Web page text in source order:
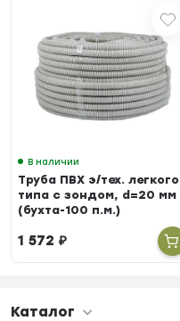
В наличии
Труба ПВХ э/тех. легкого
типа с зондом, d=20 мм
(бухта-100 п.м.)
1 572₽
Каталог